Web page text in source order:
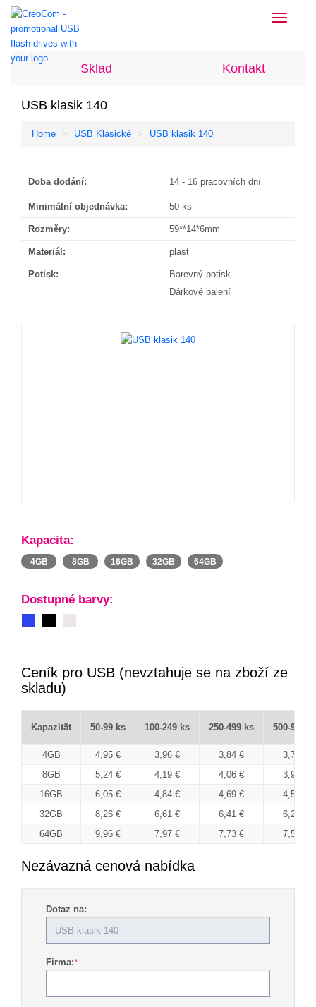
Toggle
Sklad Kontakt
USB klasik 140
Home USB Klasické USB klasik 140
Doba dodání: 14 - 16 pracovních dní
Minimální objednávka: 50 ks
Rozměry: 59**14*6mm
Materiál: plast
Potisk:
Barevný potisk
Dárkové balení
Kapacita:
4GB 8GB 16GB 32GB 64GB
Dostupné barvy:
Ceník pro USB (nevztahuje se na zboží ze
skladu)
Kapazität 50-99 ks 100-249 ks 250-499 ks 500-999
4GB 4,95 € 3,96 € 3,84 €
3,74 €
8GB
5,24 € 4,19 € 4,06 €
3,96 €
16GB
6,05 € 4,84 € 4,69 €
4,57 €
32GB
8,26 € 6,61 € 6,41 €
6,25 €
64GB
9,96 € 7,97 € 7,73 € 7,53 €
Nezávazná cenová nabídka
Dotaz na:
Firma:*